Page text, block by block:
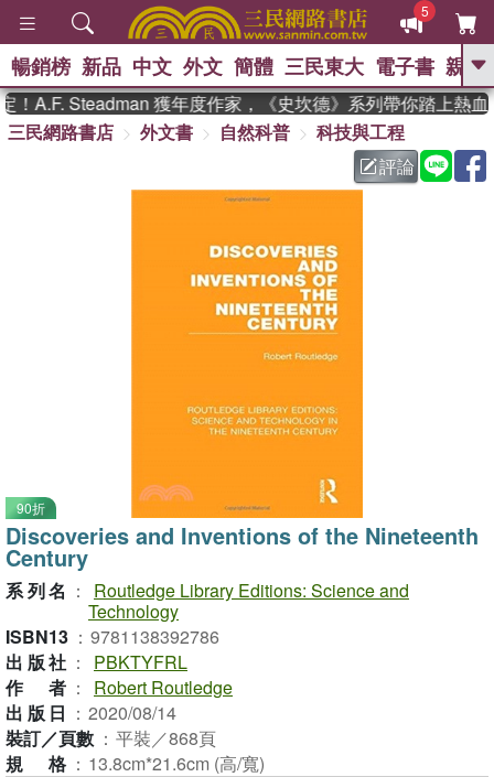
5
GO
熱搜： 東野圭吾 、 高希均教授回憶錄
父親節 、 如果歷
暑期推薦 、 國際布克
獎 臺灣漫遊錄
偉大的迷走神經
暢銷榜 新品 中文 外文 簡體 三民東大 電子書 親子
A.F. Steadman 獲年度作家，《史坎德》系列帶你踏上熱血
三民網路書店
外文書 自然科普
科技與工程
評論
90折
Discoveries and Inventions of the Nineteenth
Century
系列名 ：
Routledge Library Editions: Science and
Technology
ISBN13 ： 9781138392786
出版社 ：
PBKTYFRL
作者 ：
Robert Routledge
出版日 ： 2020/08/14
裝訂／頁數 ： 平裝／868頁
規格 ： 13.8cm*21.6cm (高/寬)